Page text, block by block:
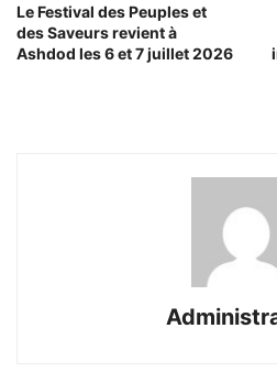
Le Festival des Peuples et
des Saveurs revient à
Ashdod les 6 et 7 juillet 2026